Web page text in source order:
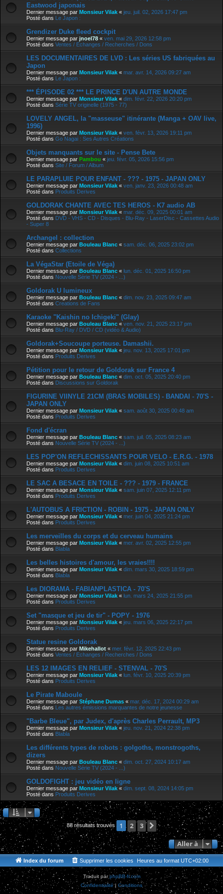
Eastwood japonais
Dernier message par Monsieur Vilak « jeu. juil. 02, 2026 17:47 pm
Posté dans Le Japon :
Grendizer Duke fleed cockpit
Dernier message par jnoel78 « ven. mai 29, 2026 12:58 pm
Posté dans Ventes / Echanges / Recherches / Dons
LES DOCUMENTAIRES DE LVD : Les séries US fabriquées au
Japon
Dernier message par Monsieur Vilak « mar. avr. 14, 2026 09:27 am
Posté dans Le Japon :
*** ÉPISODE 02 *** LE PRINCE D'UN AUTRE MONDE
Dernier message par Monsieur Vilak « dim. févr. 22, 2026 20:20 pm
Posté dans Série TV originelle (1975 - 77)
LOVELY ANGEL, la "masseuse" itinérante (Manga + OAV live,
1996)
Dernier message par Monsieur Vilak « ven. févr. 13, 2026 19:11 pm
Posté dans Go Nagai : Ses Autres Créations
Objets manquants sur le site - Pense Bete
Dernier message par Pambou « jeu. févr. 05, 2026 15:56 pm
Posté dans Site / Forum / Album
LE PARAPLUIE POUR ENFANT - ??? - 1975 - JAPAN ONLY
Dernier message par Monsieur Vilak « ven. janv. 23, 2026 00:48 am
Posté dans Produits Derives
GOLDORAK CHANTE AVEC TES HEROS - K7 audio AB
Dernier message par Monsieur Vilak « mar. déc. 09, 2025 00:01 am
Posté dans DVD - VHS - CD - Disques - Blu-Ray - LaserDisc - Cassettes Audio
- Super 8
Archangel : collection
Dernier message par Bouleau Blanc « sam. déc. 06, 2025 23:02 pm
Posté dans Collections
La VégaStar (Etoile de Véga)
Dernier message par Bouleau Blanc « lun. déc. 01, 2025 16:50 pm
Posté dans Nouvelle Série TV (2024 - ...)
Goldorak U lumineux
Dernier message par Bouleau Blanc « dim. nov. 23, 2025 09:47 am
Posté dans Creations de Fans
Karaoke "Kaishin no Ichigeki" (Glay)
Dernier message par Bouleau Blanc « ven. nov. 21, 2025 23:17 pm
Posté dans Blu-Ray / DVD / CD (vidéo & Audio)
Goldorak+Soucoupe porteuse. Damashii.
Dernier message par Monsieur Vilak « jeu. nov. 13, 2025 17:01 pm
Posté dans Produits Derives
Pétition pour le retour de Goldorak sur France 4
Dernier message par Bouleau Blanc « dim. oct. 05, 2025 20:40 pm
Posté dans Discussions sur Goldorak
FIGURINE VIINYLE 21CM (BRAS MOBILES) - BANDAI - 70'S -
JAPAN ONLY
Dernier message par Monsieur Vilak « sam. août 30, 2025 00:48 am
Posté dans Produits Derives
Fond d'écran
Dernier message par Bouleau Blanc « sam. juil. 05, 2025 08:23 am
Posté dans Nouvelle Série TV (2024 - ...)
LES POP'ON REFLECHISSANTS POUR VELO - E.R.G. - 1978
Dernier message par Monsieur Vilak « dim. juin 08, 2025 10:51 am
Posté dans Produits Derives
LE SAC A BESACE EN TOILE - ??? - 1979 - FRANCE
Dernier message par Monsieur Vilak « sam. juin 07, 2025 12:11 pm
Posté dans Produits Derives
L'AUTOBUS A FRICTION - ROBIN - 1975 - JAPAN ONLY
Dernier message par Monsieur Vilak « mer. juin 04, 2025 21:24 pm
Posté dans Produits Derives
Les merveilles du corps et du cerveau humains
Dernier message par Monsieur Vilak « mer. avr. 02, 2025 12:55 pm
Posté dans Blabla
Les belles histoires d'amour, les vraies!!!!
Dernier message par Monsieur Vilak « dim. mars 30, 2025 18:59 pm
Posté dans Blabla
Les DIORAMA - FABIANPLASTICA - 70'S
Dernier message par Monsieur Vilak « lun. mars 24, 2025 21:55 pm
Posté dans Produits Derives
Set "masque et jeu de tir" - POPY - 1976
Dernier message par Monsieur Vilak « jeu. mars 06, 2025 22:17 pm
Posté dans Produits Derives
Statue resine Goldorak
Dernier message par Mikehallot « mer. févr. 12, 2025 22:43 pm
Posté dans Ventes / Echanges / Recherches / Dons
LES 12 IMAGES EN RELIEF - STENVAL - 70'S
Dernier message par Monsieur Vilak « lun. févr. 10, 2025 20:39 pm
Posté dans Produits Derives
Le Pirate Maboule
Dernier message par Stéphane Dumas « mar. déc. 17, 2024 00:29 am
Posté dans Les autres émissions marquantes de notre jeunesse
"Barbe Bleue", par Judex, d'après Charles Perrault, MP3
Dernier message par Monsieur Vilak « jeu. nov. 21, 2024 22:38 pm
Posté dans Blabla
Les différents types de robots : golgoths, monstrogoths,
dizers
Dernier message par Bouleau Blanc « dim. oct. 27, 2024 10:17 am
Posté dans Nouvelle Série TV (2024 - ...)
GOLDOFIGHT : jeu vidéo en ligne
Dernier message par Monsieur Vilak « dim. sept. 08, 2024 14:05 pm
Posté dans Produits Derives
88 résultats trouvés 1 2 3
Suivante
Aller à
Index du forum Heures au format UTC+02:00
Supprimer les cookies
Traduit parphpBB-fr.com
Confidentialité| Conditions